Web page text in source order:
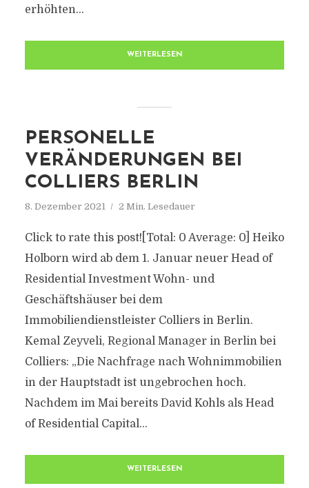
erhöhten...
WEITERLESEN
PERSONELLE
VERÄNDERUNGEN BEI
COLLIERS BERLIN
8. Dezember 2021 2 Min. Lesedauer
Click to rate this post![Total: 0 Average: 0] Heiko
Holborn wird ab dem 1. Januar neuer Head of
Residential Investment Wohn- und
Geschäftshäuser bei dem
Immobiliendienstleister Colliers in Berlin.
Kemal Zeyveli, Regional Manager in Berlin bei
Colliers: „Die Nachfrage nach Wohnimmobilien
in der Hauptstadt ist ungebrochen hoch.
Nachdem im Mai bereits David Kohls als Head
of Residential Capital...
WEITERLESEN